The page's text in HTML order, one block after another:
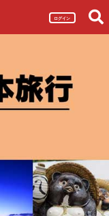
ログイン